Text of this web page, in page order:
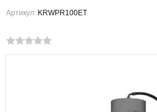
Артикул: KRWPR100ET